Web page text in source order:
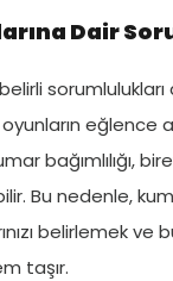
Dair
eğlence
bağımlılığı,
Bu nedenle,
belirlemek ve
taşır.